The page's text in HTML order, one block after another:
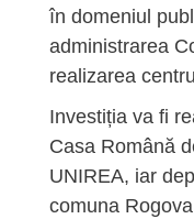
în domeniul
administrarea
realizarea
Investiția va fi
Casa Română
UNIREA, iar
comuna